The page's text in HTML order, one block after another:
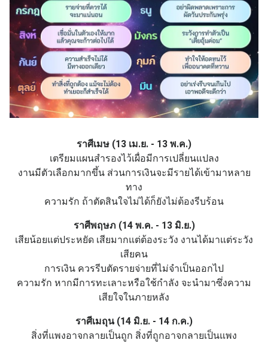
ราศีเมษ (13 เม.ย. - 13 พ.ค.)
เตรียมแผนสำรองไว้เผื่อมีการเปลี่ยนแปลง
งานมีตัวเลือกมากขึ้น ส่วนการเงินจะมีรายได้เข้ามาหลาย
ทาง
ความรัก ถ้าตัดสินใจไม่ได้ก็ยังไม่ต้องรีบร้อน
ราศีพฤษภ (14 พ.ค. - 13 มิ.ย.)
เสียน้อยแต่ประหยัด เสียมากแต่ต้องระวัง งานได้มาแต่ระวัง
เสียคน
การเงิน ควรรีบตัดรายจ่ายที่ไม่จำเป็นออกไป
ความรัก หากมีการทะเลาะหรือใช้กำลัง จะนำมาซึ่งความ
เสียใจในภายหลัง
ราศีเมถุน (14 มิ.ย. - 14 ก.ค.)
สิ่งที่แพงอาจกลายเป็นถูก สิ่งที่ถูกอาจกลายเป็นแพง